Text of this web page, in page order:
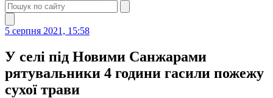
5 серпня 2021, 15:58
У селі під Новими Санжарами
рятувальники 4 години гасили пожежу
сухої трави